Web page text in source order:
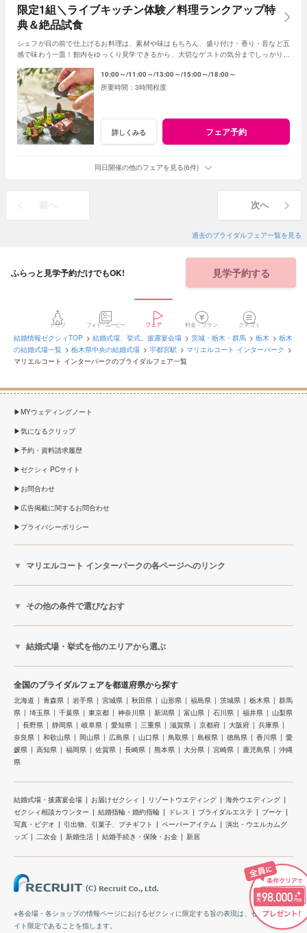
限定1組＼ライブキッチン体験／料理ランクアップ特
典＆絶品試食
シェフが目の前で仕上げるお料理は、素材や味はもちろん、盛り付け・香り・音など五
感で味わう一皿！館内をゆっくり見学できるから、大切なゲストの気分までしっかりイ
10:00～ 11:00～ 13:00～ 15:00～ 18:00～
3時間程度
詳しくみる フェア予約
同日開催の他のフェアを見る(6件)
前へ 次へ
過去のブライダルフェア一覧を見る
ふらっと見学予約だけでもOK! 見学予約する
トップ フォト・ムービー フェア 料金・プラン クチコミ
結婚情報ゼクシィTOP 結婚式場、挙式、披露宴会場 茨城・栃木・群馬 栃木
栃木
の結婚式場一覧
栃木県中央の結婚式場 宇都宮駅
マリエルコート インターパーク
マリエルコート インターパークのブライダルフェア一覧
MYウェディングノート
気になるクリップ
予約・資料請求履歴
ゼクシィ PCサイト
お問合わせ
広告掲載に関するお問合わせ
プライバシーポリシー
マリエルコート インターパークの各ページへのリンク
その他の条件で選びなおす
結婚式場・挙式を他のエリアから選ぶ
全国のブライダルフェアを都道府県から探す
北海道 青森県 岩手県 宮城県 秋田県 山形県 福島県 茨城県 栃木県
群馬
県
埼玉県 千葉県 東京都 神奈川県 新潟県 富山県 石川県 福井県
山梨県
長野県
静岡県 岐阜県 愛知県 三重県 滋賀県 京都府 大阪府
兵庫県
奈良県
和歌山県 岡山県 広島県 山口県 鳥取県 島根県 徳島県 香川県
愛
媛県
高知県 福岡県 佐賀県 長崎県 熊本県 大分県 宮崎県 鹿児島県
沖縄
県
結婚式場・披露宴会場 お届けゼクシィ リゾートウエディング
海外ウエディング
ゼクシィ相談カウンター
結婚指輪・婚約指輪 ドレス ブライダルエステ
ブーケ
写真・ビデオ
引出物、引菓子、プチギフト ペーパーアイテム
演出・ウエルカムグ
ッズ
二次会 新婚生活 結婚手続き・保険・お金 新居
※各会場・各ショップの情報ページにおけるゼクシィに限定する旨の表現は、ゼクシィのサ
イト限定であることを指します。